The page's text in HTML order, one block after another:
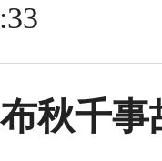
秋千